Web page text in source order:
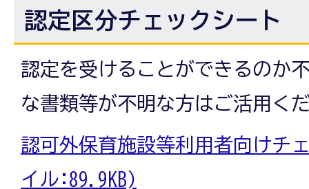
認定区分チェックシート
認定を受けることができるのか
な書類等が不明な方はご活用く
認可外保育施設等利用者向けチ
イル:89.9KB)